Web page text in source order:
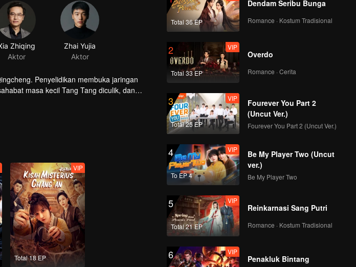
Penyelidikan membuka jaringan
masa kecil Tang Tang diculik, dan
Total 18 EP
VIP
Total 36 EP
Dendam Seribu Bunga
Romance · Kostum Tradisional
2
Total 33 EP
VIP
Overdo
Romance · Cerita
3
Total 25 EP
VIP
Fourever You Part 2
(Uncut Ver.)
Fourever You Part 2 (Uncut Ver.)
4
To EP 4
VIP
Be My Player Two (Uncut
ver.)
Be My Player Two
5
Total 21 EP
VIP
Reinkarnasi Sang Putri
Romance · Kostum Tradisional
6 VIP
Penakluk Bintang